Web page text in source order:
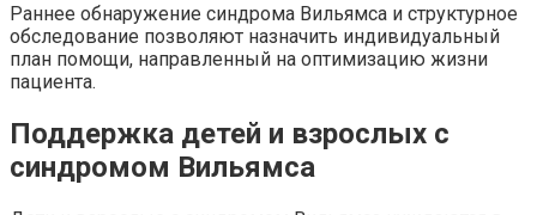
Раннее обнаружение синдрома Вильямса и структурное
обследование позволяют назначить индивидуальный
план помощи, направленный на оптимизацию жизни
пациента.
Поддержка детей и взрослых с
синдромом Вильямса